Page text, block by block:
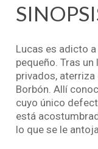
Lucas es adicto
pequeño. Tras
privados,
Borbón. Allí
cuyo único
está
lo que se le antoja.